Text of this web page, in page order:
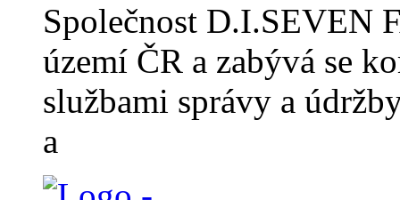
Společnost D.I.SEVEN
území ČR a zabývá se
službami správy a
a